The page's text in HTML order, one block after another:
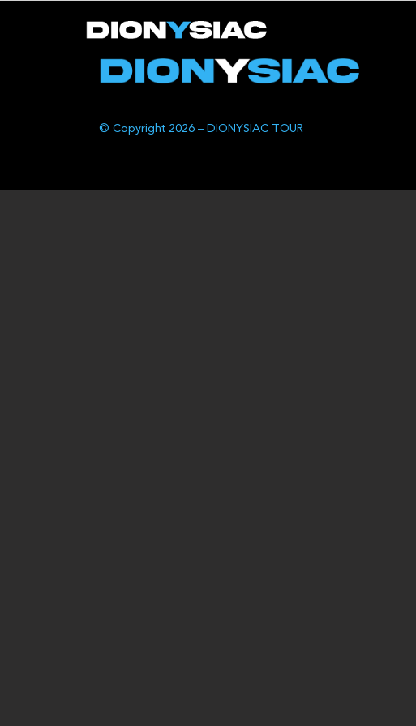
© Copyright 2026 – DIONYSIAC TOUR